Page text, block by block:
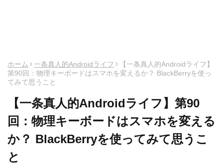
ホーム 一条真人的Androidライフ
【一条真人的Androidライフ】
第90回：物理キーボードはスマホを変えるか？ BlackBerryを使っ
てみて思うこと
【一条真人的Androidライフ】第90
回：物理キーボードはスマホを変える
か？ BlackBerryを使ってみて思うこ
と